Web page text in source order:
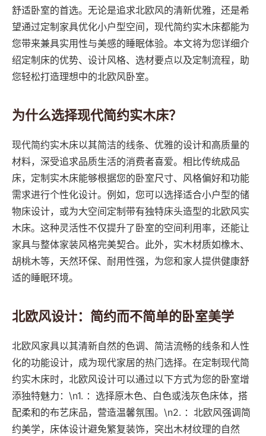
舒适卧室的首选。无论是追求北欧风的清新优雅，还是希
望通过定制家具优化小户型空间，现代简约实木床都能为
您带来兼具实用性与美感的睡眠体验。本文将为您详细介
绍定制床的优势、设计风格、选材要点以及定制流程，助
您轻松打造理想中的北欧风卧室。
为什么选择现代简约实木床？
现代简约实木床以其简洁的线条、优雅的设计和高质量的
材料，深受追求品质生活的消费者喜爱。相比传统成品
床，定制实木床能够根据您的卧室尺寸、风格偏好和功能
需求进行个性化设计。例如，您可以选择适合小户型的储
物床设计，或为大空间定制带有独特床头造型的北欧风实
木床。这种灵活性不仅提升了卧室的空间利用率，还能让
家具与整体家装风格完美契合。此外，实木材质如橡木、
胡桃木等，天然环保、耐用性强，为您和家人提供健康舒
适的睡眠环境。
北欧风设计：简约而不简单的卧室美学
北欧风家具以其清新自然的色调、简洁流畅的线条和人性
化的功能设计，成为现代家居的热门选择。在定制现代简
约实木床时，北欧风设计可以通过以下方式为您的卧室增
添独特魅力：\n1. ：选择原木色、白色或浅灰色床体，搭
配柔和的布艺床品，营造温馨氛围。\n2. ：北欧风强调简
约美学，床体设计避免繁复装饰，突出木材纹理的自然